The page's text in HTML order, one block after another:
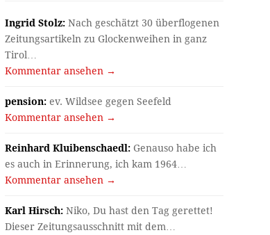
Ingrid Stolz: Nach geschätzt 30 überflogenen
Zeitungsartikeln zu Glockenweihen in ganz
Tirol…
Kommentar ansehen →
pension: ev. Wildsee gegen Seefeld
Kommentar ansehen →
Reinhard Kluibenschaedl: Genauso habe ich
es auch in Erinnerung, ich kam 1964…
Kommentar ansehen →
Karl Hirsch: Niko, Du hast den Tag gerettet!
Dieser Zeitungsausschnitt mit dem…